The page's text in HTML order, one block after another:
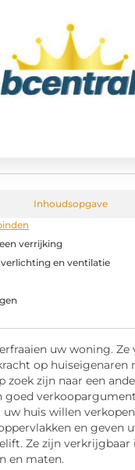
Inhoudsopgave
verrijking
en ventilatie
uw woning. Ze
op huiseigenaren
zoek zijn naar een
goed
huis willen
en geven
Ze zijn verkrijgbaar
en maten.